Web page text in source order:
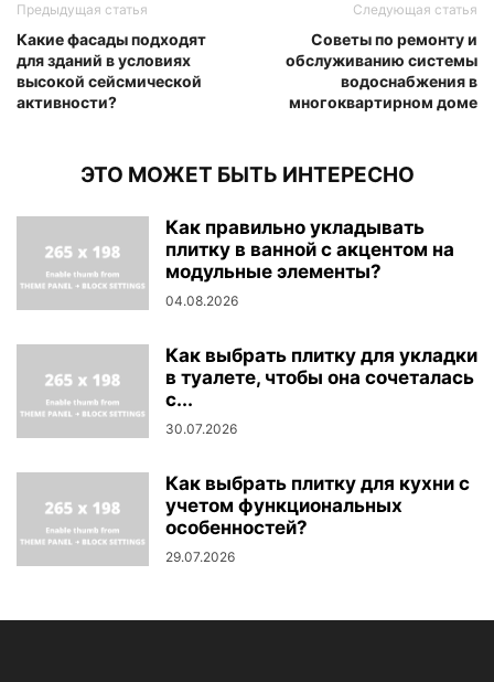
Предыдущая статья
Какие фасады подходят
для зданий в условиях
высокой сейсмической
активности?
Следующая статья
Советы по ремонту и
обслуживанию системы
водоснабжения в
многоквартирном доме
ЭТО МОЖЕТ БЫТЬ ИНТЕРЕСНО
Как правильно укладывать
плитку в ванной с акцентом на
модульные элементы?
04.08.2026
Как выбрать плитку для укладки
в туалете, чтобы она сочеталась
с...
30.07.2026
Как выбрать плитку для кухни с
учетом функциональных
особенностей?
29.07.2026